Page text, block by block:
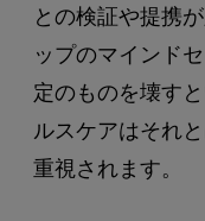
との検証や提携
ップのマインド
定のものを壊す
ルスケアはそれ
重視されます。